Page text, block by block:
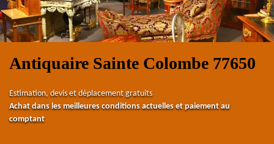
Antiquaire Sainte Colombe 77650
Estimation, devis et déplacement gratuits
Achat dans les meilleures conditions actuelles et paiement au
comptant